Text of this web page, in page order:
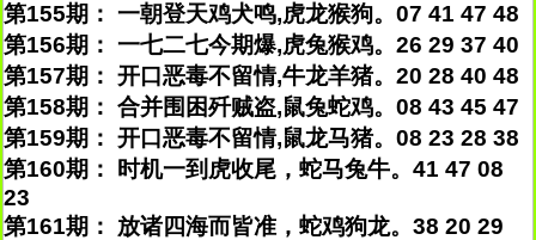
第155期： 一朝登天鸡犬鸣,虎龙猴狗。07 41 47 48
第156期： 一七二七今期爆,虎兔猴鸡。26 29 37 40
第157期： 开口恶毒不留情,牛龙羊猪。20 28 40 48
第158期： 合并围困歼贼盗,鼠兔蛇鸡。08 43 45 47
第159期： 开口恶毒不留情,鼠龙马猪。08 23 28 38
第160期： 时机一到虎收尾，蛇马兔牛。41 47 08
23
第161期： 放诸四海而皆准，蛇鸡狗龙。38 20 29